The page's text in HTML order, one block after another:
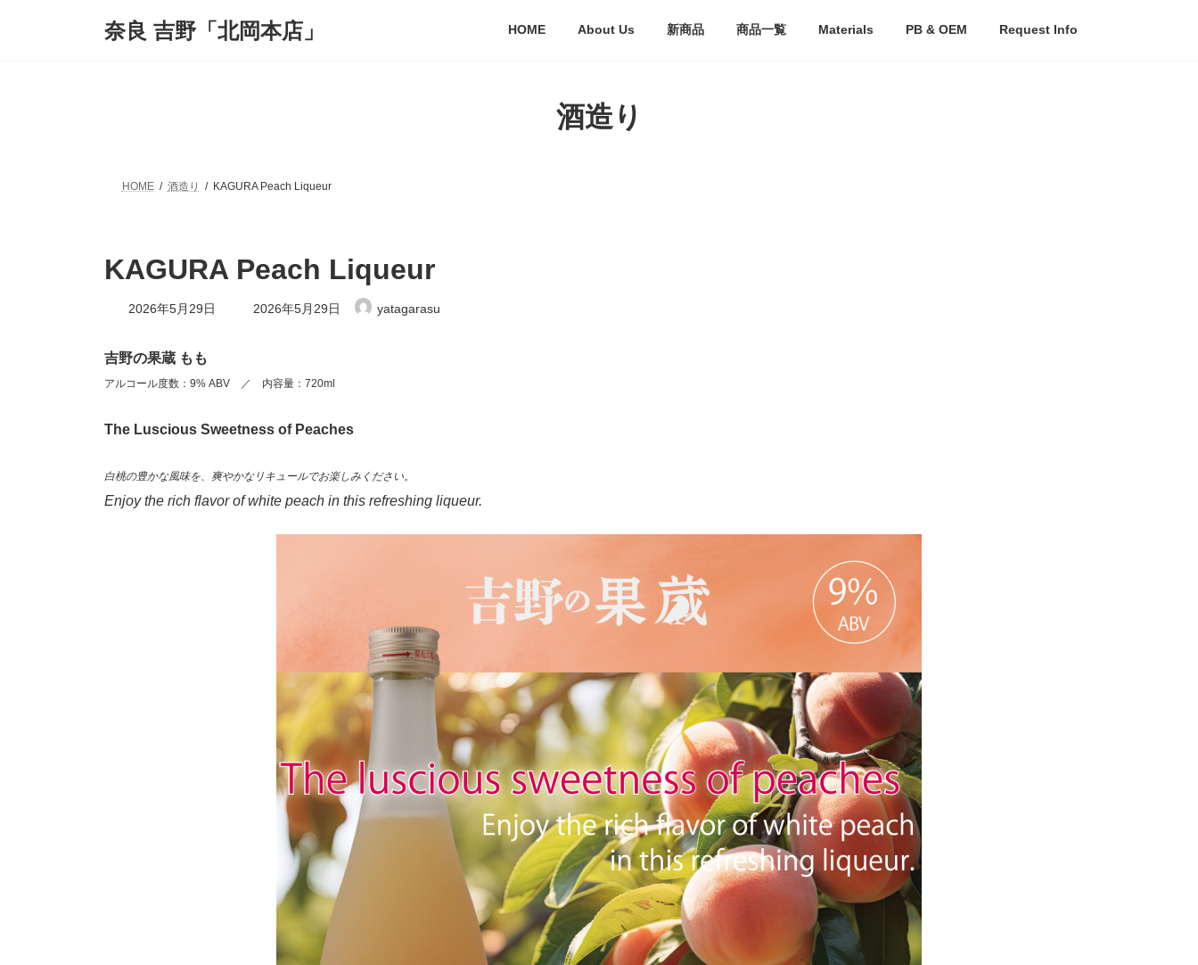
奈良 吉野「北岡本店」 HOME About Us 新商品 商品一覧 Materials PB & OEM Request Info
酒造り
HOME 酒造り KAGURA Peach Liqueur
KAGURA Peach Liqueur
2026年5月29日
最
終
時
2026年5月29日 yatagarasu
吉野の果蔵 もも
アルコール度数：9% ABV ／ 内容量：720ml
The Luscious Sweetness of Peaches
白桃の豊かな風味を、爽やかなリキュールでお楽しみください。
Enjoy the rich flavor of white peach in this refreshing liqueur.